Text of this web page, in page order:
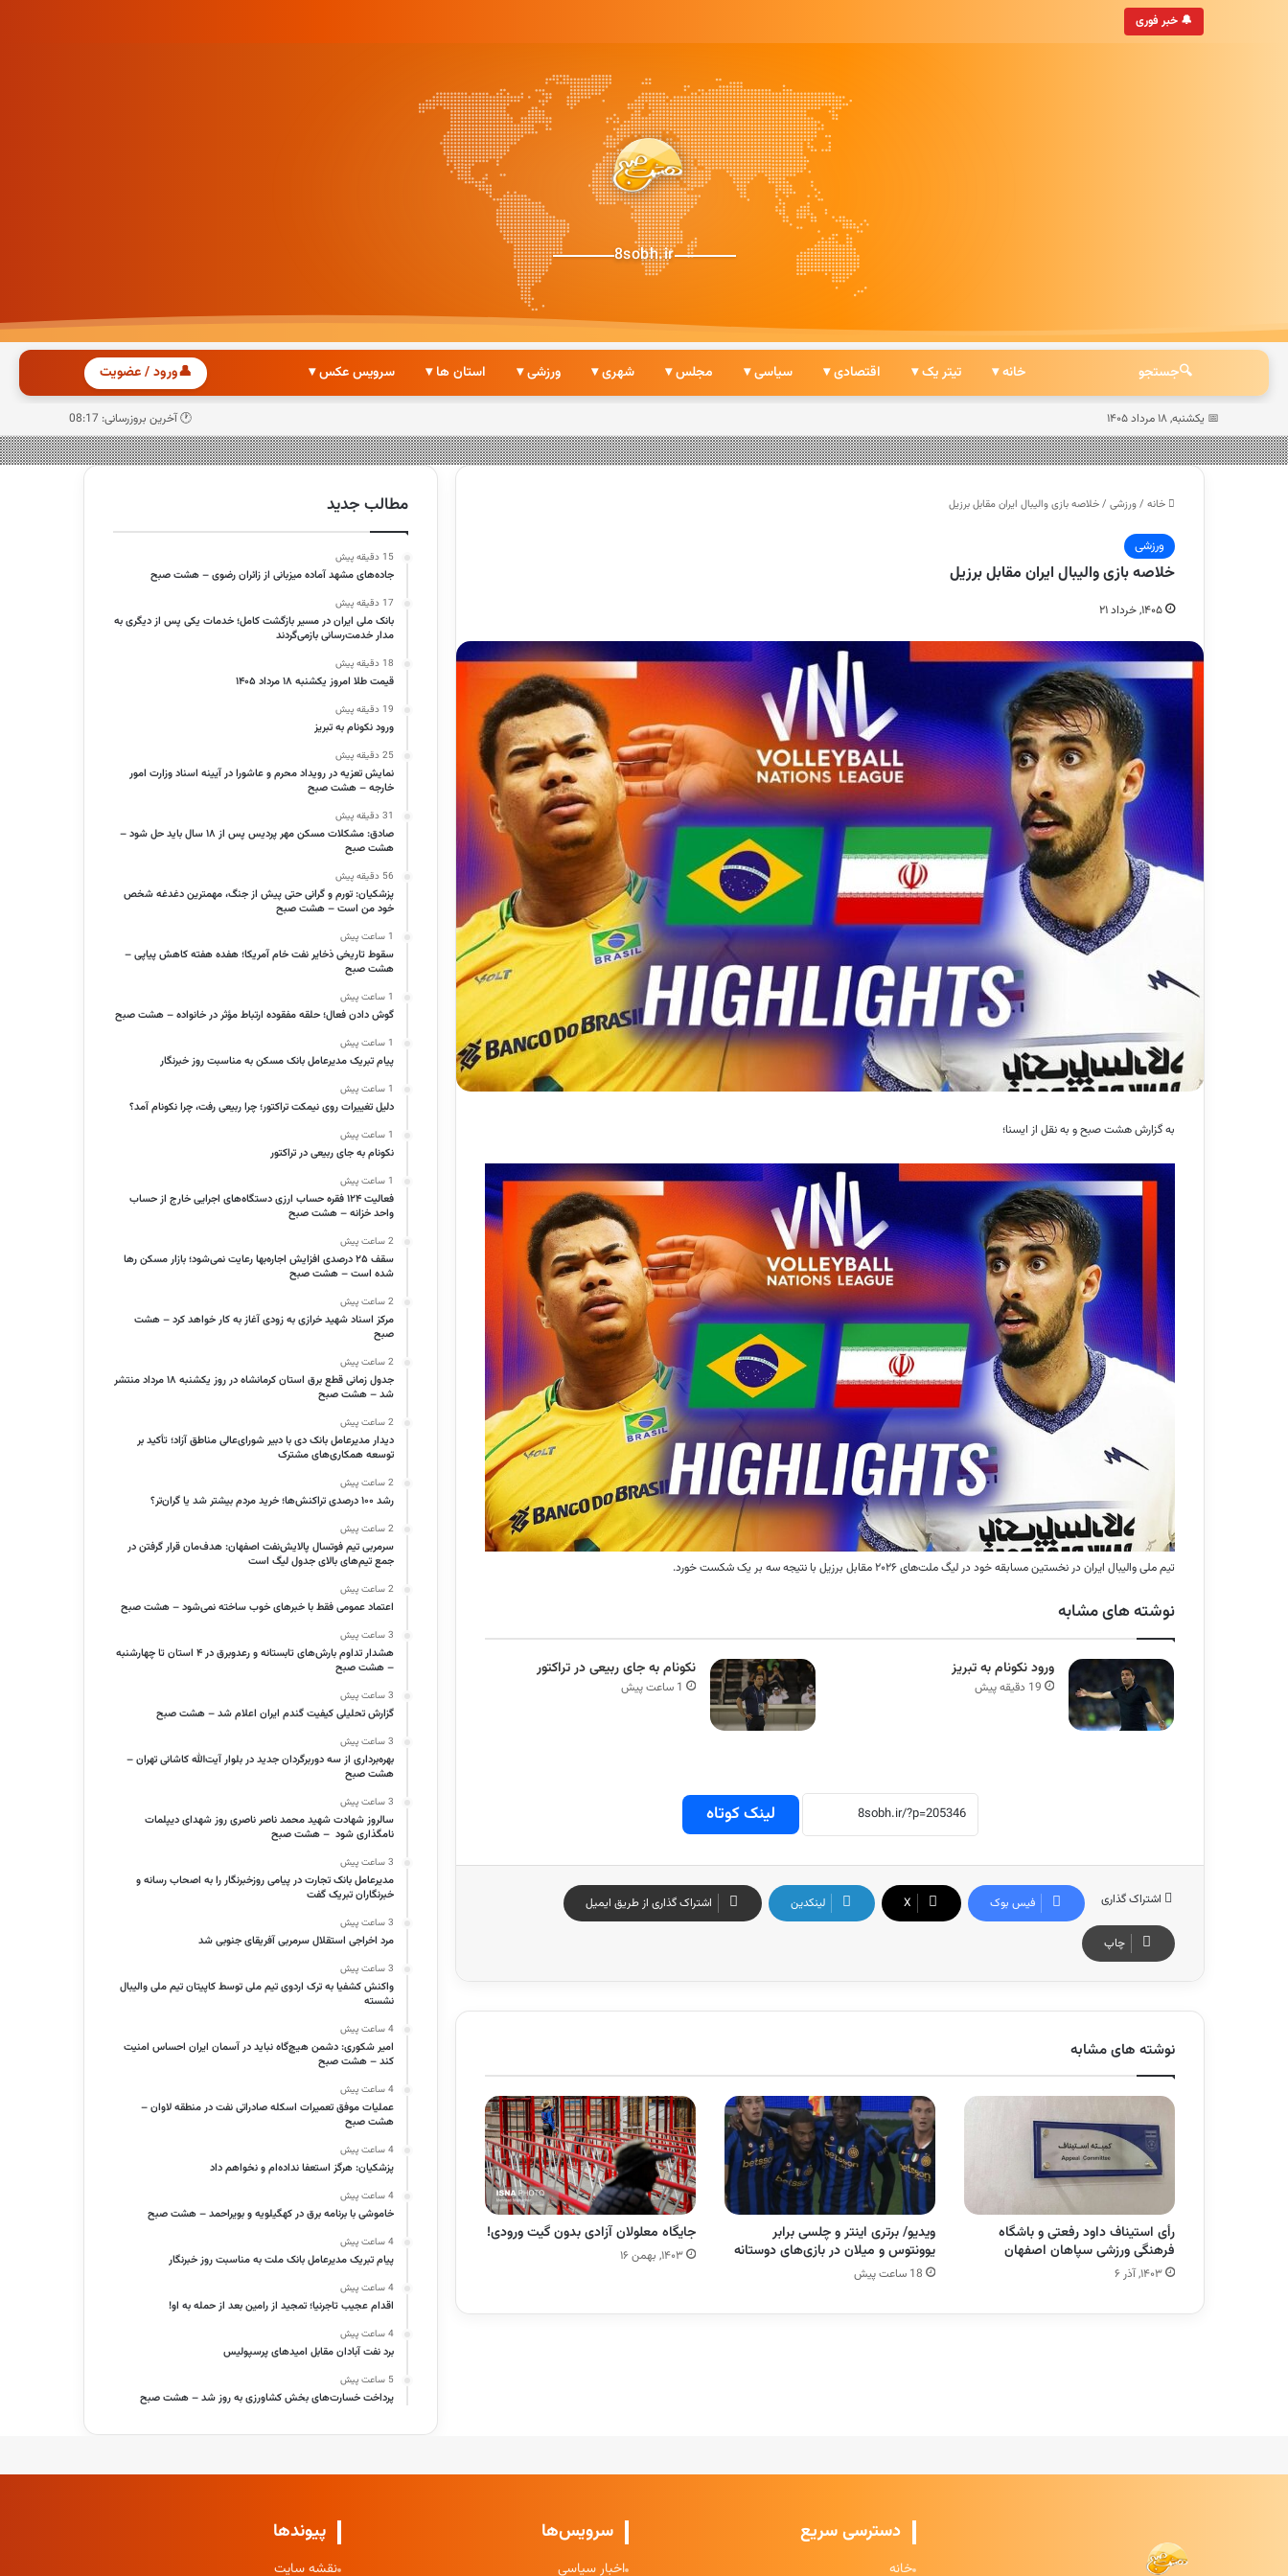
🔔 خبر فوری
• به‌روزترین خبرگزاری ایرانی
8sobh.ir
🔍جستجو خانه ▾ تیتر یک ▾ اقتصادی ▾ سیاسی ▾ مجلس ▾ شهری ▾ ورزشی ▾ استان ها ▾ سرویس عکس ▾ 👤ورود / عضویت
📅 یکشنبه, ۱۸ مرداد ۱۴۰۵ 🕐 آخرین بروزرسانی: 08:17
خانه /ورزشی /خلاصه بازی والیبال ایران مقابل برزیل
ورزشی
خلاصه بازی والیبال ایران مقابل برزیل
۱۴۰۵, خرداد ۲۱
به گزارش هشت صبح و به نقل از ایسنا؛
تیم ملی والیبال ایران در نخستین مسابقه خود در لیگ ملت‌های ۲۰۲۶ مقابل برزیل با نتیجه سه بر یک شکست خورد.
نوشته های مشابه
ورود نکونام به تبریز
19 دقیقه پیش
نکونام به جای ربیعی در تراکتور
1 ساعت پیش
لینک کوتاه
اشتراک گذاری فیس بوک X لینکدین اشتراک گذاری از طریق ایمیل
چاپ
نوشته های مشابه
رأی استیناف داود رفعتی و باشگاه
فرهنگی ورزشی سپاهان اصفهان
۱۴۰۳, آذر ۶
ویدیو/ برتری اینتر و چلسی برابر
یوونتوس و میلان در بازی‌های دوستانه
18 ساعت پیش
جایگاه معلولان آزادی بدون گیت ورودی!
۱۴۰۳, بهمن ۱۶
مطالب جدید
15 دقیقه پیش
جاده‌های مشهد آماده میزبانی از زائران رضوی – هشت صبح
17 دقیقه پیش
بانک ملی ایران در مسیر بازگشت کامل؛ خدمات یکی پس از دیگری به
مدار خدمت‌رسانی بازمی‌گردند
18 دقیقه پیش
قیمت طلا امروز یکشنبه ۱۸ مرداد ۱۴۰۵
19 دقیقه پیش
ورود نکونام به تبریز
25 دقیقه پیش
نمایش تعزیه در رویداد محرم و عاشورا در آیینه اسناد وزارت امور
خارجه – هشت صبح
31 دقیقه پیش
صادق: مشکلات مسکن مهر پردیس پس از ۱۸ سال باید حل شود –
هشت صبح
56 دقیقه پیش
پزشکیان: تورم و گرانی حتی پیش از جنگ، مهمترین دغدغه شخص
خود من است – هشت صبح
1 ساعت پیش
سقوط تاریخی ذخایر نفت خام آمریکا؛ هفده هفته کاهش پیاپی –
هشت صبح
1 ساعت پیش
گوش دادن فعال؛ حلقه مفقوده ارتباط مؤثر در خانواده – هشت صبح
1 ساعت پیش
پیام تبریک مدیرعامل بانک مسکن به مناسبت روز خبرنگار
1 ساعت پیش
دلیل تغییرات روی نیمکت تراکتور؛ چرا ربیعی رفت، چرا نکونام آمد؟
1 ساعت پیش
نکونام به جای ربیعی در تراکتور
1 ساعت پیش
فعالیت ۱۲۴ فقره حساب ارزی دستگاه‌های اجرایی خارج از حساب
واحد خزانه – هشت صبح
2 ساعت پیش
سقف ۲۵ درصدی افزایش اجاره‌بها رعایت نمی‌شود؛ بازار مسکن رها
شده است – هشت صبح
2 ساعت پیش
مرکز اسناد شهید خرازی به زودی آغاز به کار خواهد کرد – هشت
صبح
2 ساعت پیش
جدول زمانی قطع برق استان کرمانشاه در روز یکشنبه ۱۸ مرداد منتشر
شد – هشت صبح
2 ساعت پیش
دیدار مدیرعامل بانک دی با دبیر شورای‌عالی مناطق آزاد؛ تأکید بر
توسعه همکاری‌های مشترک
2 ساعت پیش
رشد ۱۰۰ درصدی تراکنش‌ها؛ خرید مردم بیشتر شد یا گران‌تر؟
2 ساعت پیش
سرمربی تیم فوتسال پالایش‌نفت اصفهان: هدف‌مان قرار گرفتن در
جمع تیم‌های بالای جدول لیگ است
2 ساعت پیش
اعتماد عمومی فقط با خبرهای خوب ساخته نمی‌شود – هشت صبح
3 ساعت پیش
هشدار تداوم بارش‌های تابستانه و رعدوبرق در ۴ استان تا چهارشنبه
– هشت صبح
3 ساعت پیش
گزارش تحلیلی کیفیت گندم ایران اعلام شد – هشت صبح
3 ساعت پیش
بهره‌برداری از سه دوربرگردان جدید در بلوار آیت‌الله کاشانی تهران –
هشت صبح
3 ساعت پیش
سالروز شهادت شهید محمد ناصر ناصری روز شهدای دیپلمات
نامگذاری شود – هشت صبح
3 ساعت پیش
مدیرعامل بانک تجارت در پیامی روزخبرنگار را به اصحاب رسانه و
خبرنگاران تبریک گفت
3 ساعت پیش
مرد اخراجی استقلال سرمربی آفریقای جنوبی شد
3 ساعت پیش
واکنش کشفیا به ترک اردوی تیم ملی توسط کاپیتان تیم ملی والیبال
نشسته
4 ساعت پیش
امیر شکوری: دشمن هیچ‌گاه نباید در آسمان ایران احساس امنیت
کند – هشت صبح
4 ساعت پیش
عملیات موفق تعمیرات اسکله صادراتی نفت در منطقه لاوان –
هشت صبح
4 ساعت پیش
پزشکیان: هرگز استعفا نداده‌ام و نخواهم داد
4 ساعت پیش
خاموشی با برنامه برق در کهگیلویه و بویراحمد – هشت صبح
4 ساعت پیش
پیام تبریک مدیرعامل بانک ملت به مناسبت روز خبرنگار
4 ساعت پیش
اقدام عجیب تاجرنیا؛ تمجید از رامین بعد از حمله به او!
4 ساعت پیش
برد نفت آبادان مقابل امیدهای پرسپولیس
5 ساعت پیش
پرداخت خسارت‌های بخش کشاورزی به‌ روز شد – هشت صبح
دسترسی سریع
خانه
سرویس‌ها
اخبار سیاسی
پیوندها
نقشه سایت